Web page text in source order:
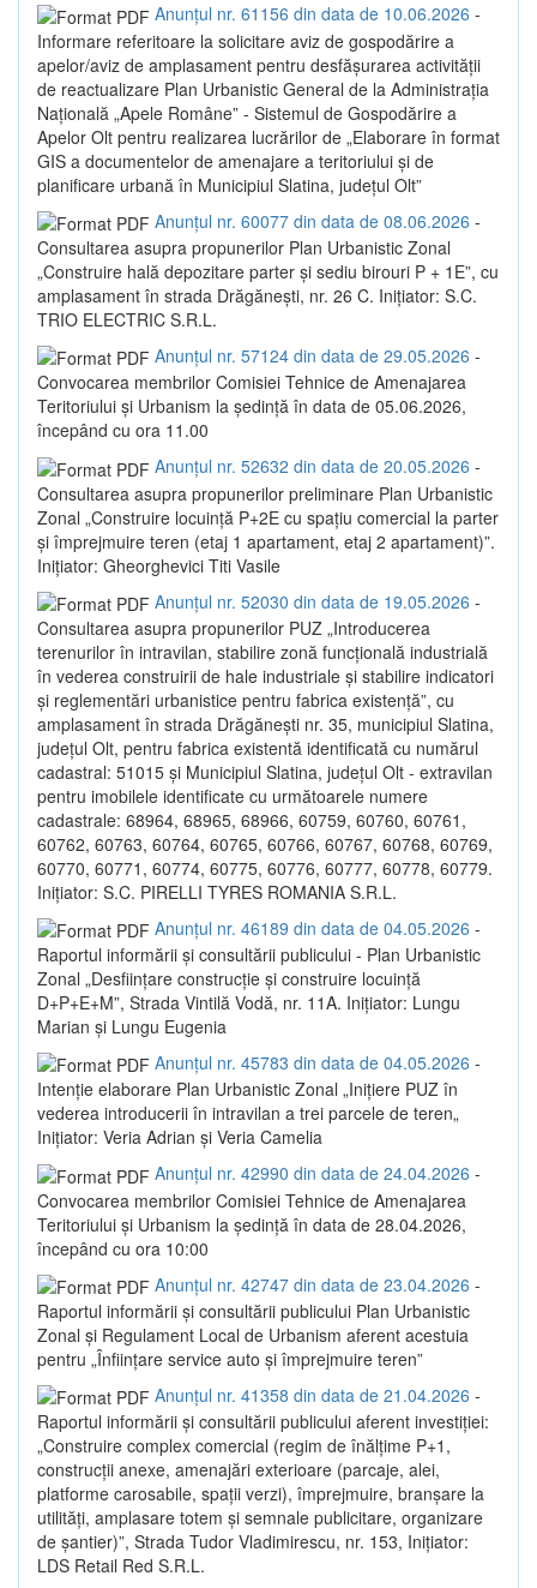
Anunțul nr. 61156 din data de 10.06.2026 -
Informare referitoare la solicitare aviz de gospodărire a
apelor/aviz de amplasament pentru desfășurarea activității
de reactualizare Plan Urbanistic General de la Administrația
Națională „Apele Române” - Sistemul de Gospodărire a
Apelor Olt pentru realizarea lucrărilor de „Elaborare în format
GIS a documentelor de amenajare a teritoriului și de
planificare urbană în Municipiul Slatina, județul Olt”
Anunțul nr. 60077 din data de 08.06.2026 -
Consultarea asupra propunerilor Plan Urbanistic Zonal
„Construire hală depozitare parter și sediu birouri P + 1E”, cu
amplasament în strada Drăgănești, nr. 26 C. Inițiator: S.C.
TRIO ELECTRIC S.R.L.
Anunțul nr. 57124 din data de 29.05.2026 -
Convocarea membrilor Comisiei Tehnice de Amenajarea
Teritoriului și Urbanism la ședință în data de 05.06.2026,
începând cu ora 11.00
Anunțul nr. 52632 din data de 20.05.2026 -
Consultarea asupra propunerilor preliminare Plan Urbanistic
Zonal „Construire locuință P+2E cu spațiu comercial la parter
și împrejmuire teren (etaj 1 apartament, etaj 2 apartament)”.
Inițiator: Gheorghevici Titi Vasile
Anunțul nr. 52030 din data de 19.05.2026 -
Consultarea asupra propunerilor PUZ „Introducerea
terenurilor în intravilan, stabilire zonă funcțională industrială
în vederea construirii de hale industriale și stabilire indicatori
și reglementări urbanistice pentru fabrica existență”, cu
amplasament în strada Drăgănești nr. 35, municipiul Slatina,
județul Olt, pentru fabrica existentă identificată cu numărul
cadastral: 51015 și Municipiul Slatina, județul Olt - extravilan
pentru imobilele identificate cu următoarele numere
cadastrale: 68964, 68965, 68966, 60759, 60760, 60761,
60762, 60763, 60764, 60765, 60766, 60767, 60768, 60769,
60770, 60771, 60774, 60775, 60776, 60777, 60778, 60779.
Inițiator: S.C. PIRELLI TYRES ROMANIA S.R.L.
Anunțul nr. 46189 din data de 04.05.2026 -
Raportul informării și consultării publicului - Plan Urbanistic
Zonal „Desființare construcție și construire locuință
D+P+E+M”, Strada Vintilă Vodă, nr. 11A. Inițiator: Lungu
Marian și Lungu Eugenia
Anunțul nr. 45783 din data de 04.05.2026 -
Intenție elaborare Plan Urbanistic Zonal „Inițiere PUZ în
vederea introducerii în intravilan a trei parcele de teren„
Inițiator: Veria Adrian și Veria Camelia
Anunțul nr. 42990 din data de 24.04.2026 -
Convocarea membrilor Comisiei Tehnice de Amenajarea
Teritoriului și Urbanism la ședință în data de 28.04.2026,
începând cu ora 10:00
Anunțul nr. 42747 din data de 23.04.2026 -
Raportul informării și consultării publicului Plan Urbanistic
Zonal și Regulament Local de Urbanism aferent acestuia
pentru „Înființare service auto și împrejmuire teren”
Anunțul nr. 41358 din data de 21.04.2026 -
Raportul informării și consultării publicului aferent investiției:
„Construire complex comercial (regim de înălțime P+1,
construcții anexe, amenajări exterioare (parcaje, alei,
platforme carosabile, spații verzi), împrejmuire, branșare la
utilități, amplasare totem și semnale publicitare, organizare
de șantier)”, Strada Tudor Vladimirescu, nr. 153, Inițiator:
LDS Retail Red S.R.L.